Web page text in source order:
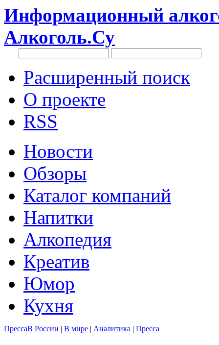
Информационный
Алкоголь.Су
Расширенный поиск
О проекте
RSS
Новости
Обзоры
Каталог компаний
Напитки
Алкопедия
Креатив
Юмор
Кухня
ПрессаВ России | В мире | Аналитика | Пресса